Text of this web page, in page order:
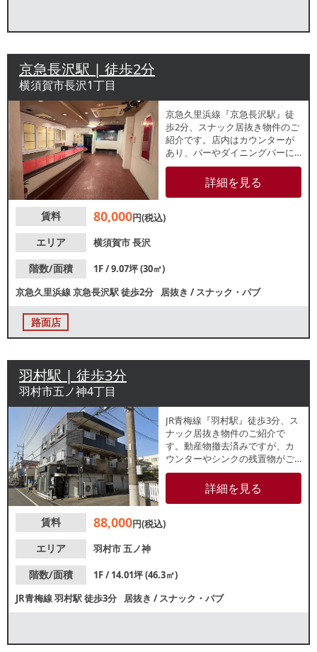
京急長沢駅 | 徒歩2分
横須賀市長沢1丁目
京急久里浜線『京急長沢駅』徒
歩2分、スナック居抜き物件のご
紹介です。店内はカウンターが
あり、バーやダイニングバーに
もおすすめ。重飲食相談可能で
すので、各業種お気軽にお問合
せください。
詳細を見る
賃料 80,000円(税込)
エリア
横須賀市長沢
階数/面積
1F / 9.07坪 (30㎡)
京急久里浜線京急長沢駅徒歩2分 居抜き /スナック・パブ
路面店
羽村駅 | 徒歩3分
羽村市五ノ神4丁目
JR青梅線『羽村駅』徒歩3分、ス
ナック居抜き物件のご紹介で
す。動産物撤去済みですが、カ
ウンターやシンクの残置物がご
ざいます。市役所通り裏の住居
が集まる落ち着いたエリアで
す。地域密着型の居酒屋や小料
詳細を見る
賃料 88,000円(税込)
エリア
羽村市五ノ神
階数/面積
1F / 14.01坪 (46.3㎡)
JR青梅線羽村駅徒歩3分 居抜き /スナック・パブ